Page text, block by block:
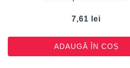
7,61 lei
ADAUGĂ ÎN COȘ